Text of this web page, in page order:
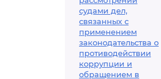
судами дел,
связанных с
применением
законодательства о
противодействии
коррупции и
обращением в